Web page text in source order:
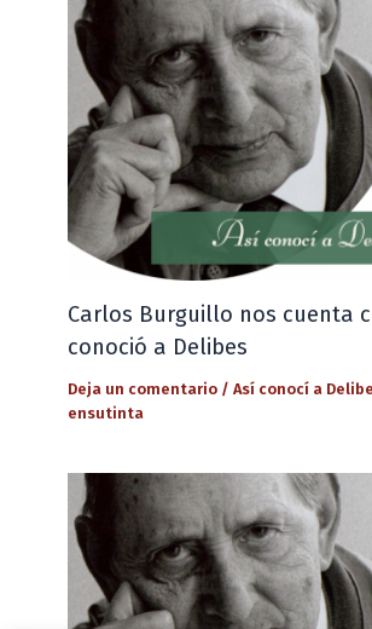
Carlos Burguillo nos cuenta
conoció a Delibes
Deja un comentario /Así conocí a
ensutinta